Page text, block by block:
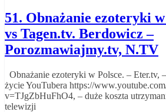
51. Obnażanie ezoteryki
vs Tagen.tv. Berdowicz –
Porozmawiajmy.tv, N.TV
Obnażanie ezoteryki w Polsce. – Eter.tv,
życie YouTubera https://
v=TJgZbHuFhO4, – duże koszta
telewizji